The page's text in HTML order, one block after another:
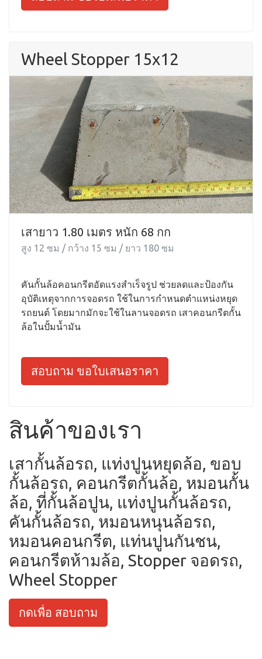
Wheel Stopper 15x12
เสายาว 1.80 เมตร หนัก 68 กก
สูง 12 ซม / กว้าง 15 ซม / ยาว 180 ซม
คันกั้นล้อคอนกรีตอัดแรงสำเร็จรูป ช่วยลดและป้องกัน
อุบัติเหตุจากการจอดรถ ใช้ในการกำหนดตำแหน่งหยุด
รถยนต์ โดยมากมักจะใช้ในลานจอดรถ เสาคอนกรีตกั้น
ล้อในปั้มน้ำมัน
สอบถาม ขอใบเสนอราคา
สินค้าของเรา
เสากั้นล้อรถ, แท่งปูนหยุดล้อ, ขอบ
กั้นล้อรถ, คอนกรีตกั้นล้อ, หมอนกั้น
ล้อ, ที่กั้นล้อปูน, แท่งปูนกั้นล้อรถ,
คันกั้นล้อรถ, หมอนหนุนล้อรถ,
หมอนคอนกรีต, แท่นปูนกันชน,
คอนกรีตห้ามล้อ, Stopper จอดรถ,
Wheel Stopper
กดเพื่อ สอบถาม